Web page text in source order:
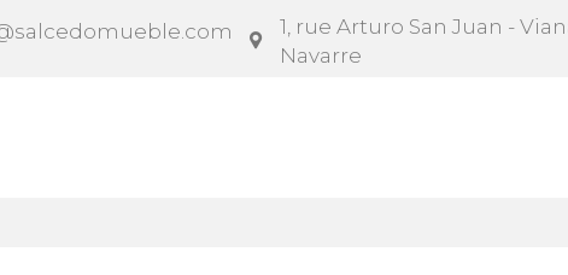
1, rue Arturo San Juan -
Navarre